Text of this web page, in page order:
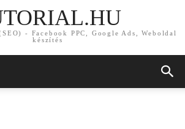
- Facebook PPC, Google Ads, Weboldal
készítés